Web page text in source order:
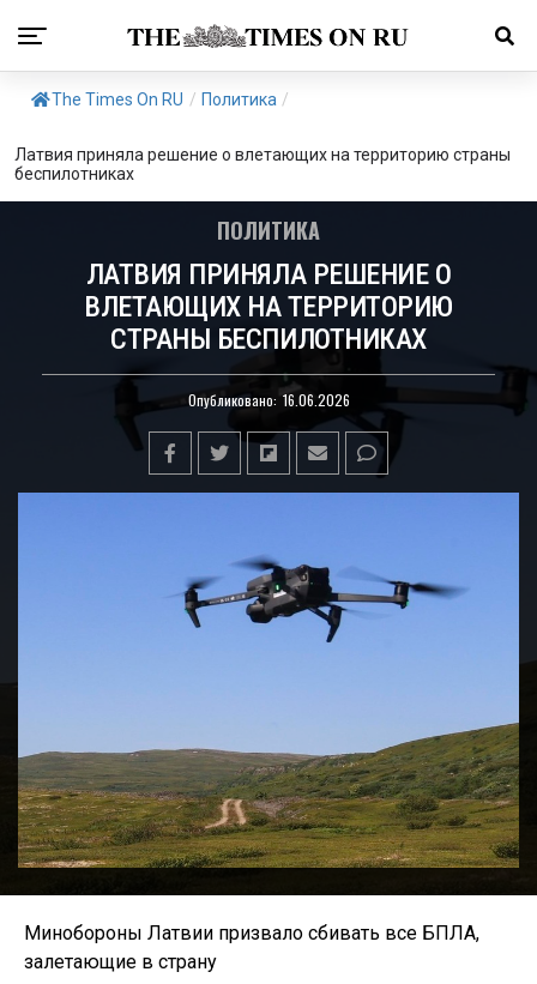
The Times On RU / Политика /
Латвия приняла решение о влетающих на территорию страны
беспилотниках
ПОЛИТИКА
ЛАТВИЯ ПРИНЯЛА РЕШЕНИЕ О
ВЛЕТАЮЩИХ НА ТЕРРИТОРИЮ
СТРАНЫ БЕСПИЛОТНИКАХ
Опубликовано: 16.06.2026
Минобороны Латвии призвало сбивать все БПЛА,
залетающие в страну